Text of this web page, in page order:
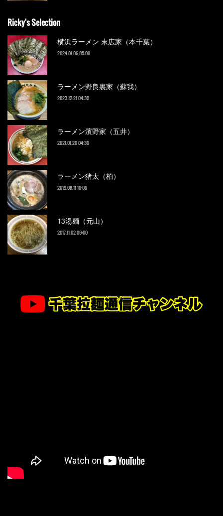
Ricky's Selection
横浜ラーメン 末広家（本千葉）
2024.01.06 05:00
ラーメン野良裏家（蘇我）
2023.12.21 04:30
ラーメン濱野家（五井）
2021.01.20 04:30
ラーメン猪太（柏）
2019.08.11 10:00
13湯麺（元山）
2017.11.02 09:00